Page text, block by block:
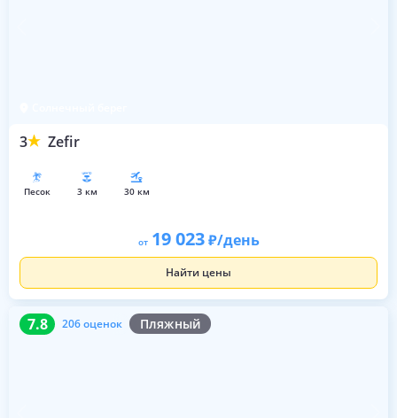
3 Zefir
песок 3 км 30 км
от 19 023 /день
Найти цены
7.8 206 оценок Пляжный
7.8 206 оценок